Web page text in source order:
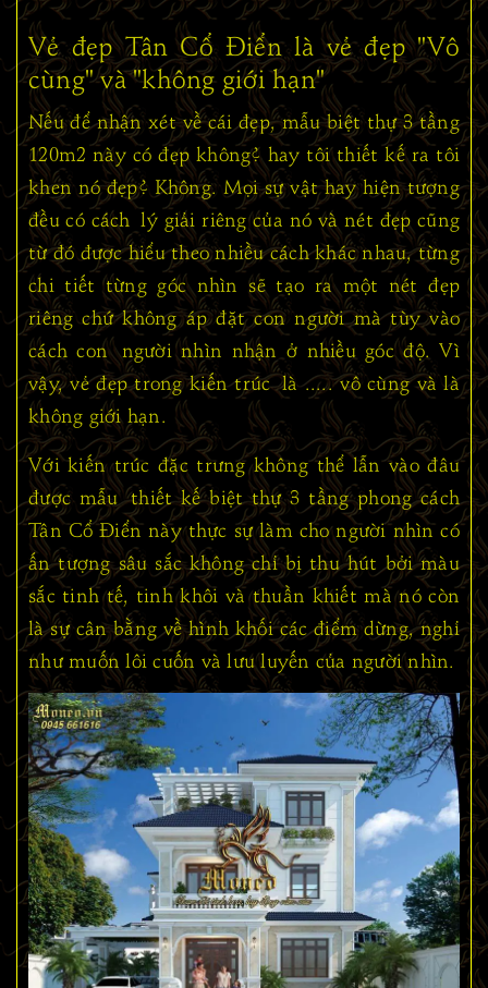
Vẻ đẹp Tân Cổ Điển là vẻ đẹp "Vô
cùng" và "không giới hạn"
Nếu để nhận xét về cái đẹp, mẫu biệt thự 3 tầng
120m2 này có đẹp không? hay tôi thiết kế ra tôi
khen nó đẹp? Không. Mọi sự vật hay hiện tượng
đều có cách lý giải riêng của nó và nét đẹp cũng
từ đó được hiểu theo nhiều cách khác nhau, từng
chi tiết từng góc nhìn sẽ tạo ra một nét đẹp
riêng chứ không áp đặt con người mà tùy vào
cách con người nhìn nhận ở nhiều góc độ. Vì
vậy, vẻ đẹp trong kiến trúc là ..... vô cùng và là
không giới hạn.
Với kiến trúc đặc trưng không thể lẫn vào đâu
được mẫu thiết kế biệt thự 3 tầng phong cách
Tân Cổ Điển này thực sự làm cho người nhìn có
ấn tượng sâu sắc không chỉ bị thu hút bởi màu
sắc tinh tế, tinh khôi và thuần khiết mà nó còn
là sự cân bằng về hình khối các điểm dừng, nghỉ
như muốn lôi cuốn và lưu luyến của người nhìn.